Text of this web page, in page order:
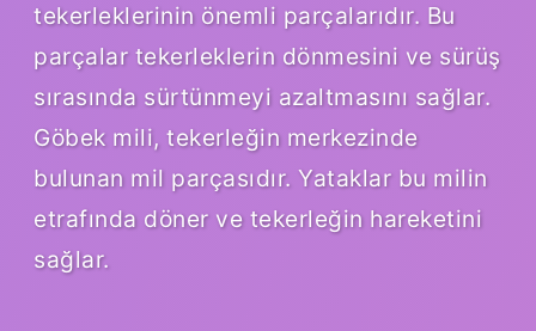
tekerleklerinin önemli parçalarıdır. Bu
parçalar tekerleklerin dönmesini ve sürüş
sırasında sürtünmeyi azaltmasını sağlar.
Göbek mili, tekerleğin merkezinde
bulunan mil parçasıdır. Yataklar bu milin
etrafında döner ve tekerleğin hareketini
sağlar.